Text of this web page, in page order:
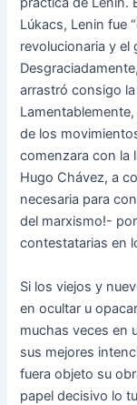
Lúkacs, Lenin fue
revolucionaria y el
arrastró consigo
de los
comenzara con la
Hugo Chávez, a
necesaria para
del marxismo!-
contestatarias en
Si los viejos y
en ocultar u
muchas veces en
sus mejores
fuera objeto su
papel decisivo lo